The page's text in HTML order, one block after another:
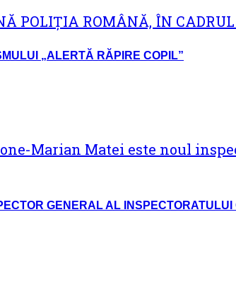
„ALERTĂ RĂPIRE COPIL”
GENERAL AL